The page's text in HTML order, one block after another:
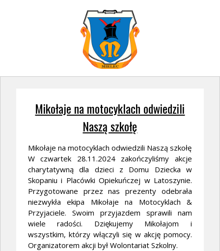
Mikołaje na motocyklach odwiedzili
Naszą szkołę
Mikołaje na motocyklach odwiedzili Naszą szkołę
W czwartek 28.11.2024 zakończyliśmy akcje
charytatywną dla dzieci z Domu Dziecka w
Skopaniu i Placówki Opiekuńczej w Latoszynie.
Przygotowane przez nas prezenty odebrała
niezwykła ekipa Mikołaje na Motocyklach &
Przyjaciele. Swoim przyjazdem sprawili nam
wiele radości. Dziękujemy Mikołajom i
wszystkim, którzy włączyli się w akcję pomocy.
Organizatorem akcji był Wolontariat Szkolny.